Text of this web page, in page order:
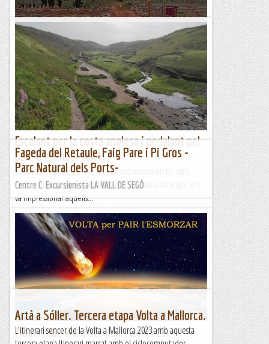
De volta per terres xaloneres
Fent marxa
Escalant per la costa anglesa i pedalant pel
parc d' exmoor (uk4)
Lower Sharpnose és un lloc sorprenent on hi vam
trobar un paisatge únic (crec que és un dels racons que ens
va impressionar aquells...
Escalant pel món
Fageda del Retaule, Faig Pare i Pi Gros -
Parc Natural dels Ports-
Centre C. Excursionista LA VALL DE SEGÓ
Monistrol ; Volta per pair l'Esmorzar
Artà a Sóller. Tercera etapa Volta a Mallorca.
L'itinerari sencer de la Volta a Mallorca 2023 amb aquesta